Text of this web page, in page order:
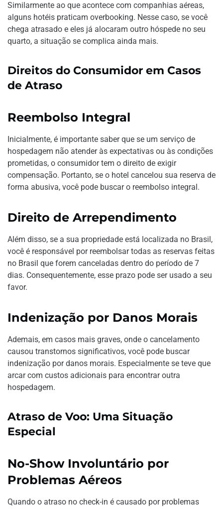
Similarmente ao que acontece com companhias aéreas,
alguns hotéis praticam overbooking. Nesse caso, se você
chega atrasado e eles já alocaram outro hóspede no seu
quarto, a situação se complica ainda mais.
Direitos do Consumidor em Casos
de Atraso
Reembolso Integral
Inicialmente, é importante saber que se um serviço de
hospedagem não atender às expectativas ou às condições
prometidas, o consumidor tem o direito de exigir
compensação. Portanto, se o hotel cancelou sua reserva de
forma abusiva, você pode buscar o reembolso integral.
Direito de Arrependimento
Além disso, se a sua propriedade está localizada no Brasil,
você é responsável por reembolsar todas as reservas feitas
no Brasil que forem canceladas dentro do período de 7
dias. Consequentemente, esse prazo pode ser usado a seu
favor.
Indenização por Danos Morais
Ademais, em casos mais graves, onde o cancelamento
causou transtornos significativos, você pode buscar
indenização por danos morais. Especialmente se teve que
arcar com custos adicionais para encontrar outra
hospedagem.
Atraso de Voo: Uma Situação
Especial
No-Show Involuntário por
Problemas Aéreos
Quando o atraso no check-in é causado por problemas